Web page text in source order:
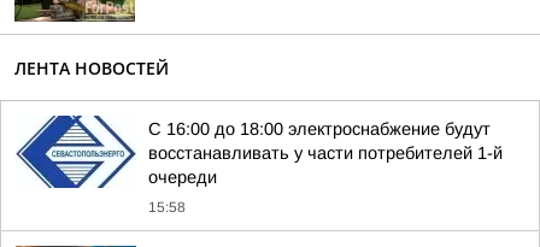
ЛЕНТА НОВОСТЕЙ
С 16:00 до 18:00 электроснабжение будут
восстанавливать у части потребителей 1-й
очереди
15:58